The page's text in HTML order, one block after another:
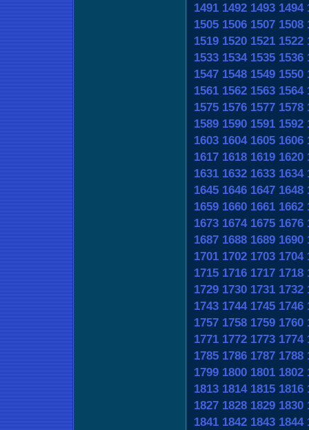
1491 1492 1493 1494
1505 1506 1507 1508
1519 1520 1521 1522
1533 1534 1535 1536
1547 1548 1549 1550
1561 1562 1563 1564
1575 1576 1577 1578
1589 1590 1591 1592
1603 1604 1605 1606
1617 1618 1619 1620
1631 1632 1633 1634
1645 1646 1647 1648
1659 1660 1661 1662
1673 1674 1675 1676
1687 1688 1689 1690
1701 1702 1703 1704
1715 1716 1717 1718
1729 1730 1731 1732
1743 1744 1745 1746
1757 1758 1759 1760
1771 1772 1773 1774
1785 1786 1787 1788
1799 1800 1801 1802
1813 1814 1815 1816
1827 1828 1829 1830
1841 1842 1843 1844